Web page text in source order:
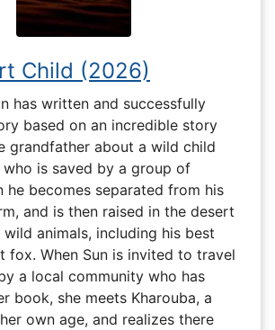
Child (2026)
has written and successfully
based on an incredible story
grandfather about a wild child
who is saved by a group of
he becomes separated from his
and is then raised in the desert
animals, including his best
fox. When Sun is invited to travel
a local community who has
book, she meets Kharouba, a
own age, and realizes there